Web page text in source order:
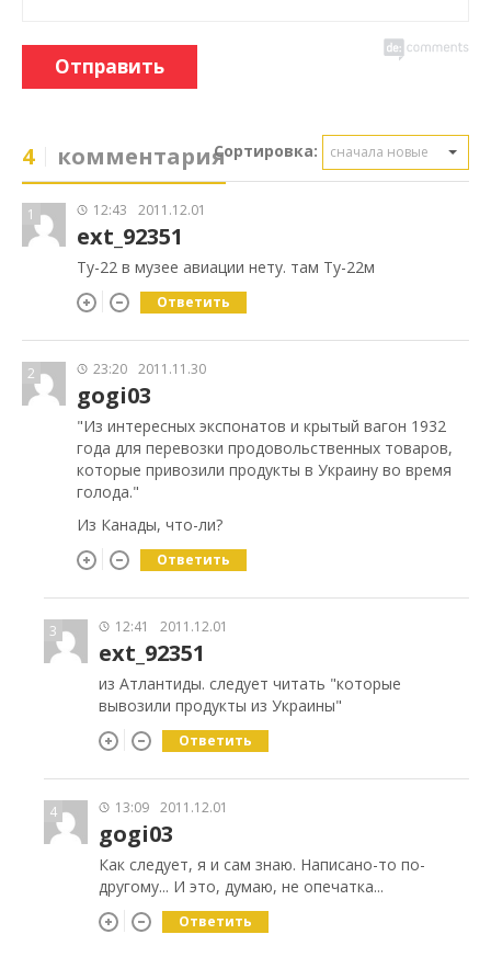
Отправить
4 комментарияСортировка: сначала новые
1 12:43 2011.12.01
ext_92351
Ту-22 в музее авиации нету. там Ту-22м
Ответить
2 23:20 2011.11.30
gogi03
"Из интересных экспонатов и крытый вагон 1932
года для перевозки продовольственных товаров,
которые привозили продукты в Украину во время
голода."
Из Канады, что-ли?
Ответить
3 12:41 2011.12.01
ext_92351
из Атлантиды. следует читать "которые
вывозили продукты из Украины"
Ответить
4 13:09 2011.12.01
gogi03
Как следует, я и сам знаю. Написано-то по-
другому... И это, думаю, не опечатка...
Ответить